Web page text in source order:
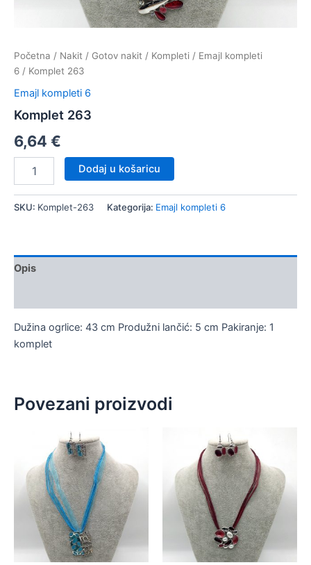
Početna / Nakit / Gotov nakit / Kompleti / Emajl kompleti
6 / Komplet 263
Emajl kompleti 6
Komplet 263
6,64 €
Dodaj u košaricu
SKU: Komplet-263 Kategorija: Emajl kompleti 6
Opis
Dužina ogrlice: 43 cm Produžni lančić: 5 cm Pakiranje: 1
komplet
Povezani proizvodi